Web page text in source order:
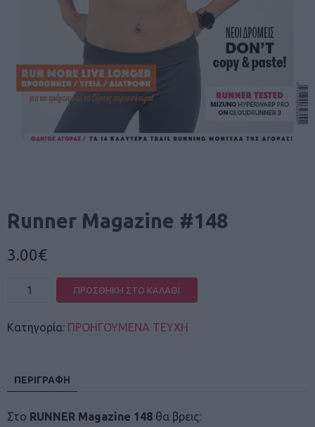
Runner Magazine #148
3.00€
e
z
n
ΠΡΟΣΘΉΚΗ ΣΤΟ ΚΑΛΆΘΙ
Κατηγορία: ΠΡΟΗΓΟΥΜΕΝΑ ΤΕΥΧΗ
ΠΕΡΙΓΡΑΦΉ
Στο RUNNER Magazine 148 θα βρεις: